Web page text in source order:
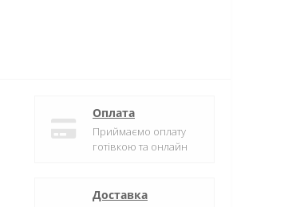
Оплата
Приймаємо оплату
готівкою та онлайн
Доставка